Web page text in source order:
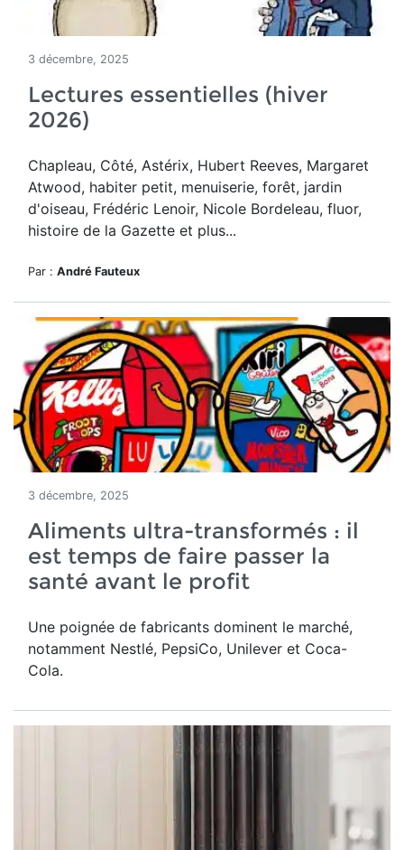
3 décembre, 2025
Lectures essentielles (hiver
2026)
Chapleau, Côté, Astérix, Hubert Reeves, Margaret
Atwood, habiter petit, menuiserie, forêt, jardin
d'oiseau, Frédéric Lenoir, Nicole Bordeleau, fluor,
histoire de la Gazette et plus...
Par : André Fauteux
3 décembre, 2025
Aliments ultra-transformés : il
est temps de faire passer la
santé avant le profit
Une poignée de fabricants dominent le marché,
notamment Nestlé, PepsiCo, Unilever et Coca-
Cola.